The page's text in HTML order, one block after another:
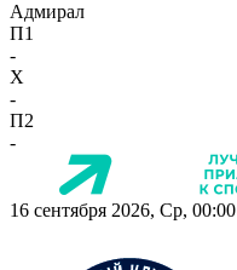
Адмирал
П1
-
X
-
П2
-
16 сентября 2026, Ср, 00:00